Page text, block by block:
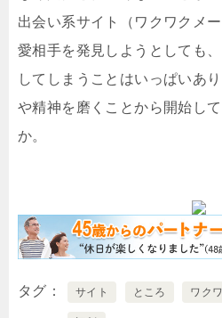
出会い系サイト（ワクワクメ
愛相手を発見しようとしても
してしまうことはいっぱいあ
や精神を磨くことから開始し
か。
タグ サイト ところ ワク